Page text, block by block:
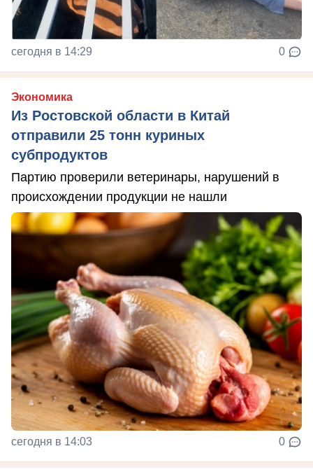
сегодня в 14:29 0
Экономика
Из Ростовской области в Китай
отправили 25 тонн куриных
субпродуктов
Партию проверили ветеринары, нарушений в
происхождении продукции не нашли
сегодня в 14:03 0